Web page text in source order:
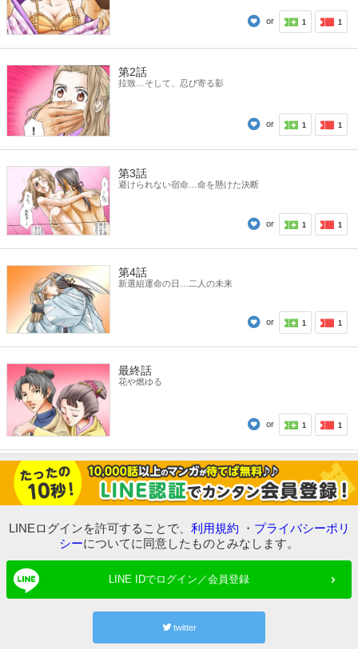
or 1 1
第2話
拉致…そして、忍び寄る影
or 1 1
第3話
避けられない宿命…命を懸けた決断
or 1 1
第4話
新選組運命の日…二人の未来
or 1 1
最終話
花や燃ゆる
or 1 1
LINEログインを許可することで、 利用規約 ・ プライバシーポリ
シーについてに同意したものとみなします。
LINE IDでログイン／会員登録
twitter